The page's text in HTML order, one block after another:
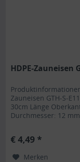
HDPE-Zauneisen
Zauneisen GTH-S-
30cm Länge
Durchmesser: 12
Zauns. Das Eisen
€ 4,49 *
Merken